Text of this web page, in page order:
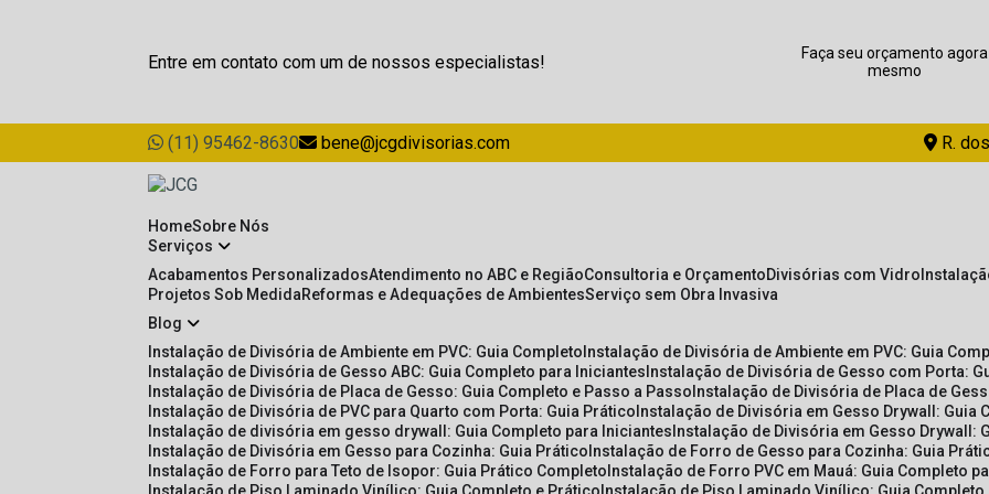
Entre em contato com um de nossos especialistas!
Faça seu orçamento agora
mesmo
(11) 95462-8630 bene@jcgdivisorias.com R.
Home Sobre Nós
Serviços
Acabamentos Personalizados Atendimento no ABC e Região Consultoria e Orçamento Divisórias com Vidro
Projetos Sob Medida
Reformas e Adequações de Ambientes Serviço sem Obra Invasiva
Blog
Instalação de Divisória de Ambiente em PVC: Guia Completo Instalação de Divisória de Ambiente em PVC: Guia
Instalação de Divisória de Gesso ABC: Guia Completo para Iniciantes Instalação de Divisória de Gesso com Porta:
Instalação de Divisória de Placa de Gesso: Guia Completo e Passo a Passo Instalação de Divisória de Placa de
Instalação de Divisória de PVC para Quarto com Porta: Guia Prático Instalação de Divisória em Gesso Drywall: Guia
Instalação de divisória em gesso drywall: Guia Completo para Iniciantes Instalação de Divisória em Gesso Drywall:
Instalação de Divisória em Gesso para Cozinha: Guia Prático Instalação de Forro de Gesso para Cozinha: Guia
Instalação de Forro para Teto de Isopor: Guia Prático Completo Instalação de Forro PVC em Mauá: Guia Completo